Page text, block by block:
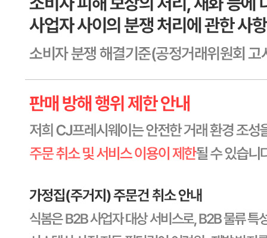
소비기한
상품상세 참조
포장단위별 용량(중량)
상품상세 참조
포장단위별 수량
상품상세 참조
영양성분
상세 상품정보 참고
유전자변형식품에 해당하는 경우의 표시
해당사항 없음
수입식품 여부
소비자 상담 관련 전화번호
상품상세 참조
반품/교환 정보